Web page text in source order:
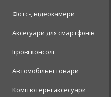
Фото-, відеокамери
Аксесуари для смартфонів
Ігрові консолі
Автомобільні товари
Комп'ютерні аксесуари